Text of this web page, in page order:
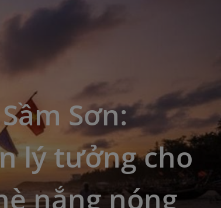
Sơn:
lý tưởng cho
nắng nóng